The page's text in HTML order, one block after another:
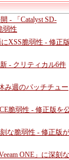
- 「Catalyst SD-
弱性
にXSS脆弱性 - 修正版
- クリティカル6件
み週のパッチチュー
脆弱性 - 修正版を
刻な脆弱性 - 修正版が
ONE」に深刻な